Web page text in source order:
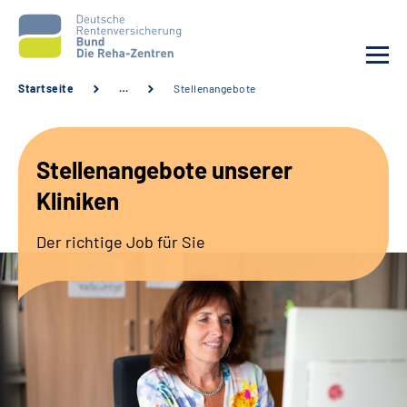
Unsere Kliniken
Sozialdienste & Zuweisende
Erweiterte Suche
Startseite … Stellenangebote
Stellenangebote unserer
Kliniken
Der richtige Job für Sie